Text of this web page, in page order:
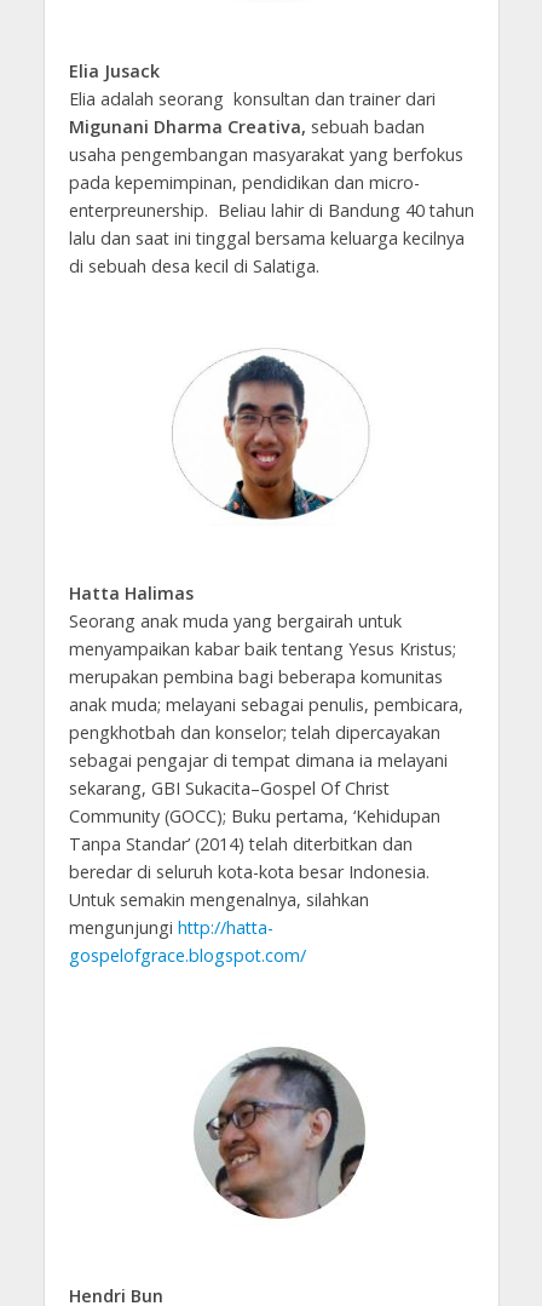
Elia Jusack
Elia adalah seorang konsultan dan trainer dari
Migunani Dharma Creativa, sebuah badan
usaha pengembangan masyarakat yang berfokus
pada kepemimpinan, pendidikan dan micro-
enterpreunership. Beliau lahir di Bandung 40 tahun
lalu dan saat ini tinggal bersama keluarga kecilnya
di sebuah desa kecil di Salatiga.
Hatta Halimas
Seorang anak muda yang bergairah untuk
menyampaikan kabar baik tentang Yesus Kristus;
merupakan pembina bagi beberapa komunitas
anak muda; melayani sebagai penulis, pembicara,
pengkhotbah dan konselor; telah dipercayakan
sebagai pengajar di tempat dimana ia melayani
sekarang, GBI Sukacita–Gospel Of Christ
Community (GOCC); Buku pertama, ‘Kehidupan
Tanpa Standar’ (2014) telah diterbitkan dan
beredar di seluruh kota-kota besar Indonesia.
Untuk semakin mengenalnya, silahkan
mengunjungi http://hatta-
gospelofgrace.blogspot.com/
Hendri Bun